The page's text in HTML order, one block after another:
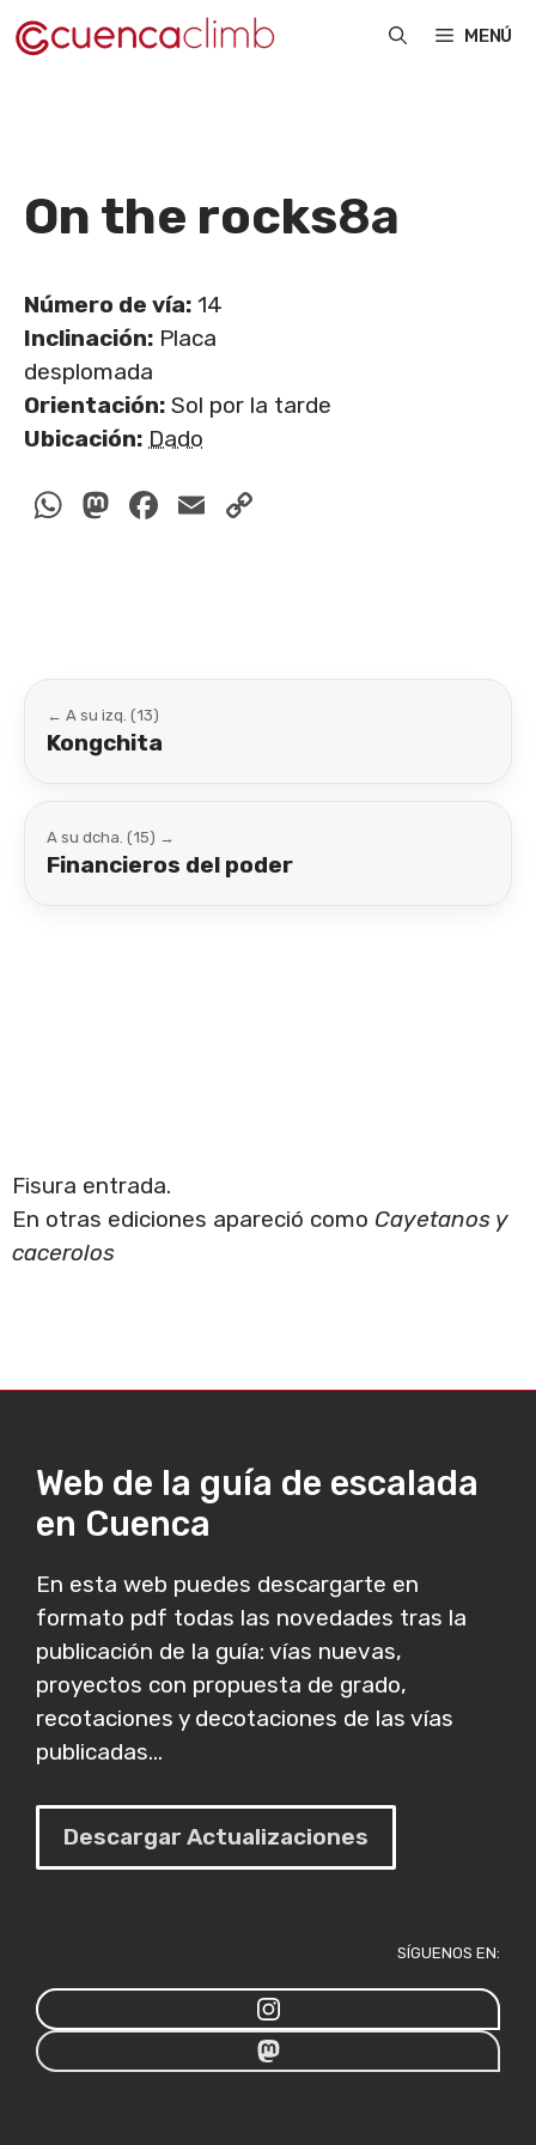
Saltar
al
MENÚ
On the rocks8a
Número de vía: 14
Inclinación: Placa
desplomada
Orientación: Sol por la tarde
Ubicación: Dado
WhatsApp
Mastodon
Facebook
Email
← A su izq. (13)
Kongchita
A su dcha. (15) →
Financieros del poder
Fisura entrada.
En otras ediciones apareció como Cayetanos y
cacerolos
Web de la guía de escalada
en Cuenca
En esta web puedes descargarte en
formato pdf todas las novedades tras la
publicación de la guía: vías nuevas,
proyectos con propuesta de grado,
recotaciones y decotaciones de las vías
publicadas...
Descargar Actualizaciones
SÍGUENOS EN: